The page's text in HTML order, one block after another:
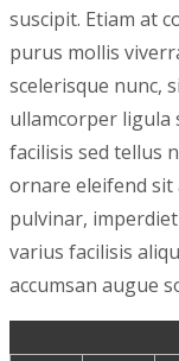
suscipit. Etiam at
purus mollis
scelerisque nunc,
ullamcorper ligula
facilisis sed tellus
ornare eleifend sit
pulvinar,
varius facilisis
accumsan augue